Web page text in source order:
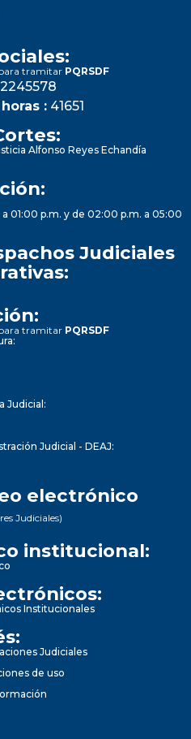
tramitar PQRSDF
: 41651
Alfonso Reyes Echandía
01:00 p.m. y de 02:00 p.m. a 05:00
Judiciales
tramitar PQRSDF
Judicial:
Judicial - DEAJ:
electrónico
Judiciales)
institucional:
Institucionales
Judiciales
de uso